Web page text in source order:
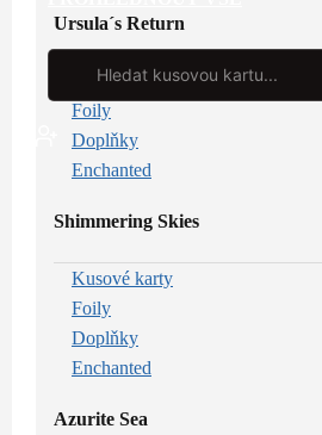
Search
Ursula´s Return
Kusové karty
Foily
Doplňky
Enchanted
Shimmering Skies
Kusové karty
Foily
Doplňky
Enchanted
Azurite Sea